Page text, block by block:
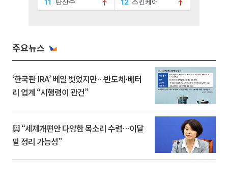
주요뉴스
‘한국판 IRA’ 베일 벗었지만…반도체·배터
리 업계 “시행령이 관건”
與 “세제개편안 다양한 목소리 수렴…이달
말 정리 가능성”